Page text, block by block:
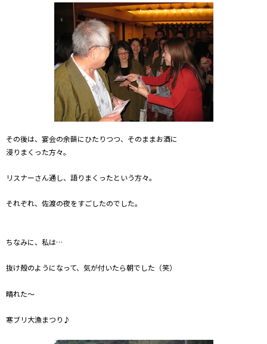
その後は、宴会の余韻にひたりつつ、そのままお酒に
浸りまくった方々。
リスナーさん通し、語りまくったという方々。
それぞれ、佐渡の夜をすごしたのでした。
ちなみに、私は…
抜け殻のようになって、気が付いたら朝でした（笑）
晴れた～
寒ブリ大漁まつり♪